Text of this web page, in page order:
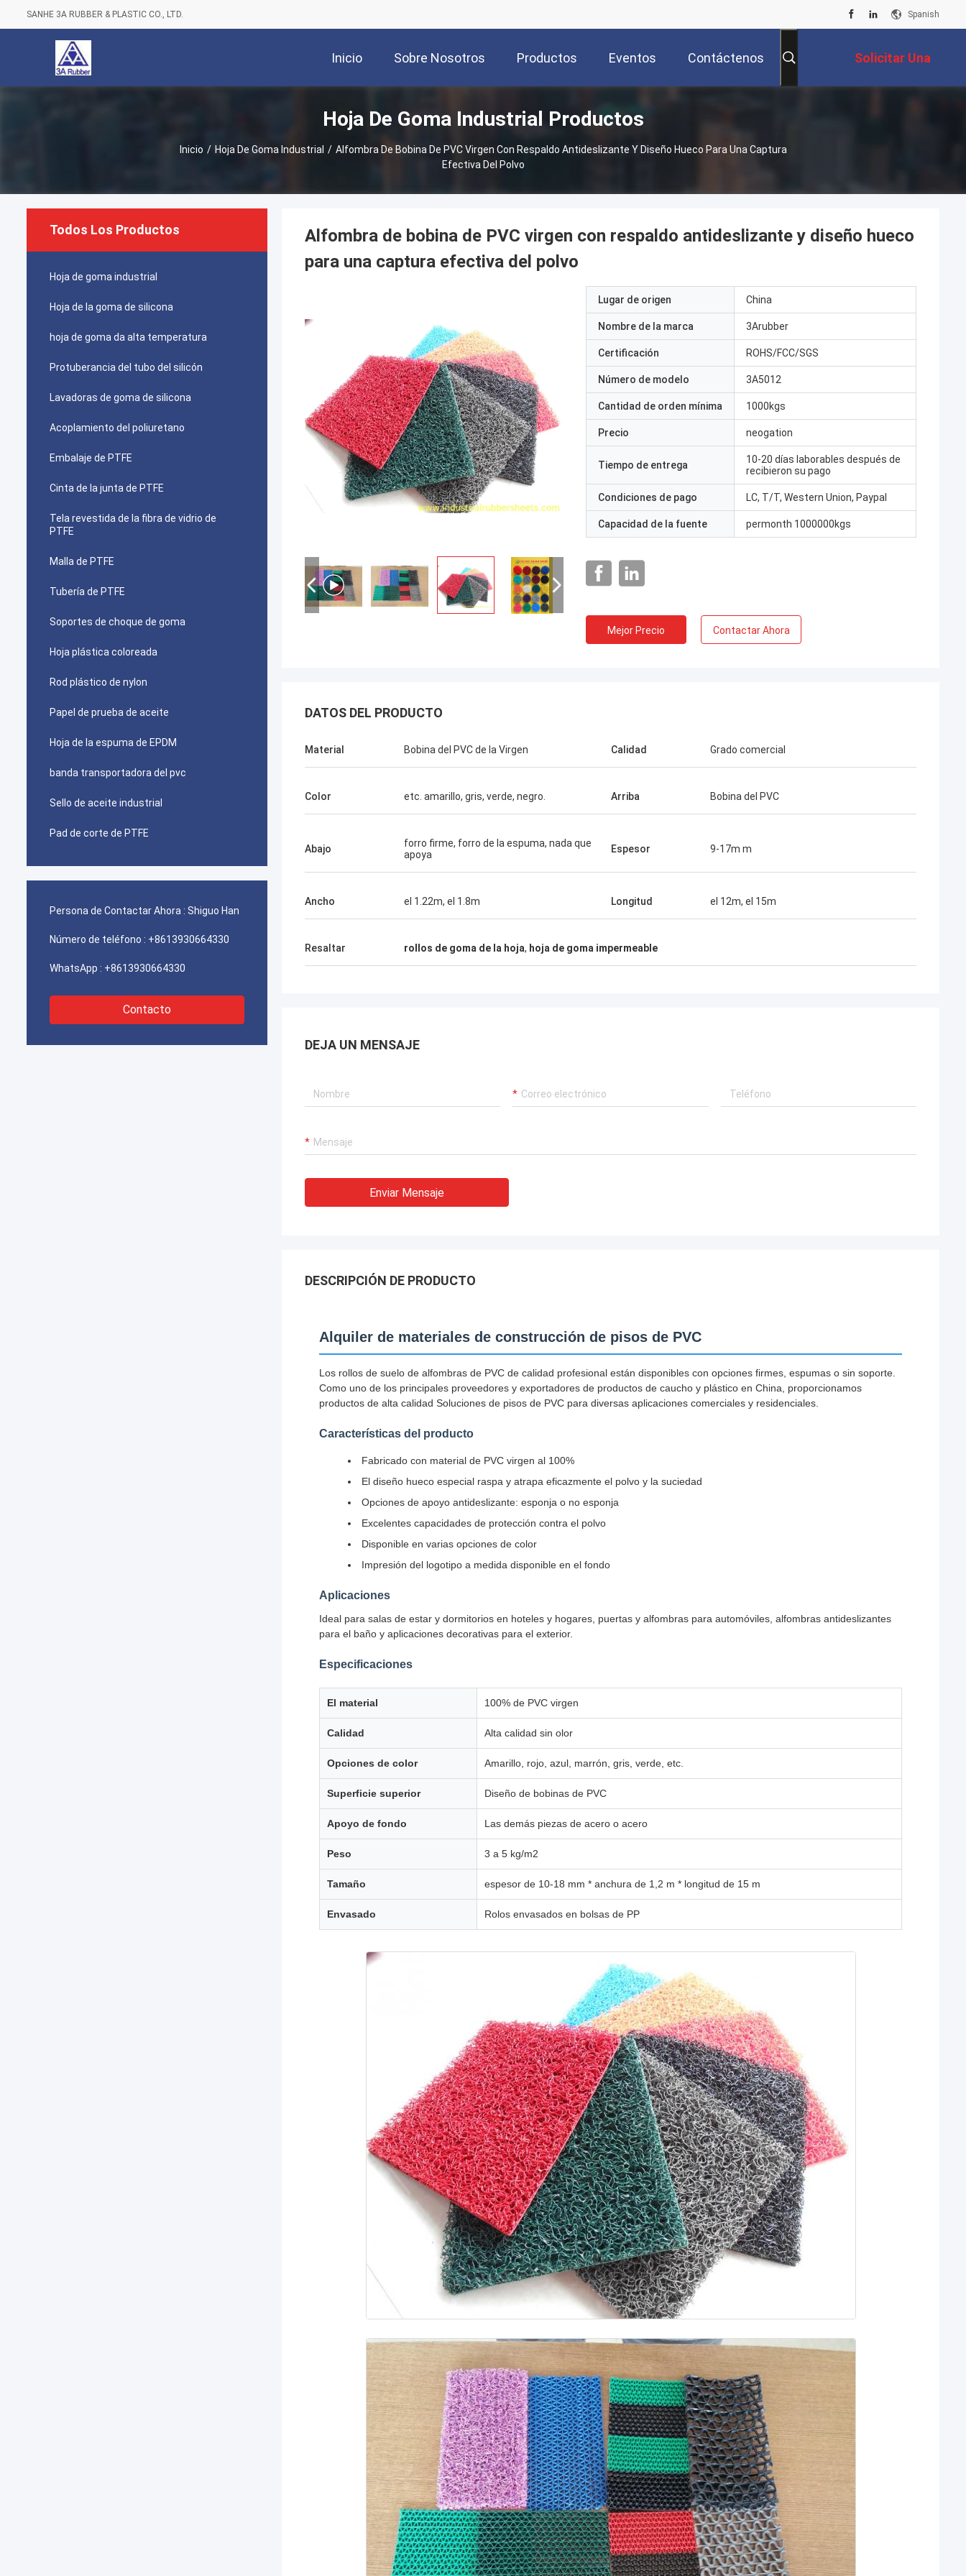
SANHE 3A RUBBER & PLASTIC CO., LTD. Spanish
Inicio Sobre Nosotros Productos Eventos Contáctenos Solicitar Una
Cotización
Hoja De Goma Industrial Productos
Inicio / Hoja De Goma Industrial / Alfombra De Bobina De PVC Virgen Con Respaldo Antideslizante Y Diseño Hueco Para Una Captura
Efectiva Del Polvo
Todos Los Productos
Hoja de goma industrial
Hoja de la goma de silicona
hoja de goma da alta temperatura
Protuberancia del tubo del silicón
Lavadoras de goma de silicona
Acoplamiento del poliuretano
Embalaje de PTFE
Cinta de la junta de PTFE
Tela revestida de la fibra de vidrio de
PTFE
Malla de PTFE
Tubería de PTFE
Soportes de choque de goma
Hoja plástica coloreada
Rod plástico de nylon
Papel de prueba de aceite
Hoja de la espuma de EPDM
banda transportadora del pvc
Sello de aceite industrial
Pad de corte de PTFE
Persona de Contactar Ahora : Shiguo Han
Número de teléfono : +8613930664330
WhatsApp : +8613930664330
Contacto
Alfombra de bobina de PVC virgen con respaldo antideslizante y diseño hueco
para una captura efectiva del polvo
Lugar de origen China
Nombre de la marca 3Arubber
Certificación ROHS/FCC/SGS
Número de modelo 3A5012
Cantidad de orden mínima 1000kgs
Precio neogation
Tiempo de entrega
10-20 días laborables después de
recibieron su pago
Condiciones de pago LC, T/T, Western Union, Paypal
Capacidad de la fuente permonth 1000000kgs
Mejor Precio Contactar Ahora
DATOS DEL PRODUCTO
Material Bobina del PVC de la Virgen Calidad Grado comercial
Color etc. amarillo, gris, verde, negro. Arriba Bobina del PVC
Abajo
forro firme, forro de la espuma, nada que
apoya
Espesor 9-17m m
Ancho el 1.22m, el 1.8m Longitud el 12m, el 15m
Resaltar rollos de goma de la hoja, hoja de goma impermeable
DEJA UN MENSAJE
Enviar Mensaje
DESCRIPCIÓN DE PRODUCTO
Alquiler de materiales de construcción de pisos de PVC
Los rollos de suelo de alfombras de PVC de calidad profesional están disponibles con opciones firmes, espumas o sin soporte.
Como uno de los principales proveedores y exportadores de productos de caucho y plástico en China, proporcionamos
productos de alta calidad Soluciones de pisos de PVC para diversas aplicaciones comerciales y residenciales.
Características del producto
Fabricado con material de PVC virgen al 100%
El diseño hueco especial raspa y atrapa eficazmente el polvo y la suciedad
Opciones de apoyo antideslizante: esponja o no esponja
Excelentes capacidades de protección contra el polvo
Disponible en varias opciones de color
Impresión del logotipo a medida disponible en el fondo
Aplicaciones
Ideal para salas de estar y dormitorios en hoteles y hogares, puertas y alfombras para automóviles, alfombras antideslizantes
para el baño y aplicaciones decorativas para el exterior.
Especificaciones
El material 100% de PVC virgen
Calidad Alta calidad sin olor
Opciones de color Amarillo, rojo, azul, marrón, gris, verde, etc.
Superficie superior Diseño de bobinas de PVC
Apoyo de fondo Las demás piezas de acero o acero
Peso 3 a 5 kg/m2
Tamaño espesor de 10-18 mm * anchura de 1,2 m * longitud de 15 m
Envasado Rolos envasados en bolsas de PP